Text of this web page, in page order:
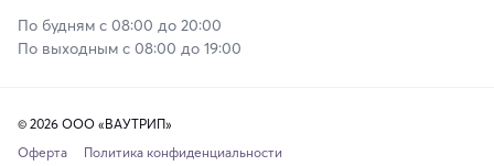
По будням с 08:00 до 20:00
По выходным с 08:00 до 19:00
© 2026 ООО «ВАУТРИП»
Оферта
Политика конфиденциальности